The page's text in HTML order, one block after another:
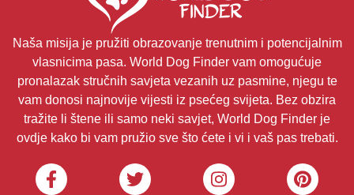
Naša misija je pružiti obrazovanje trenutnim i potencijalnim
vlasnicima pasa. World Dog Finder vam omogućuje
pronalazak stručnih savjeta vezanih uz pasmine, njegu te
vam donosi najnovije vijesti iz psećeg svijeta. Bez obzira
tražite li štene ili samo neki savjet, World Dog Finder je
ovdje kako bi vam pružio sve što ćete i vi i vaš pas trebati.